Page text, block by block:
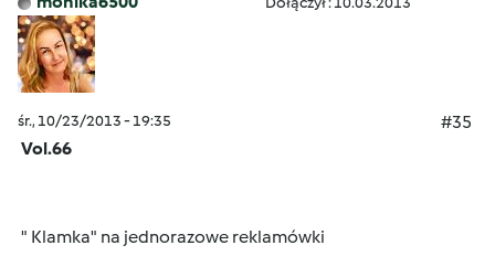
śr., 10/23/2013 - 19:35
#35
Vol.66
" Klamka" na jednorazowe reklamówki